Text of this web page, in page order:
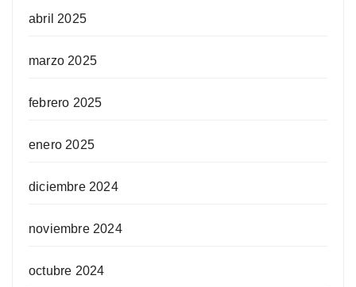
abril 2025
marzo 2025
febrero 2025
enero 2025
diciembre 2024
noviembre 2024
octubre 2024